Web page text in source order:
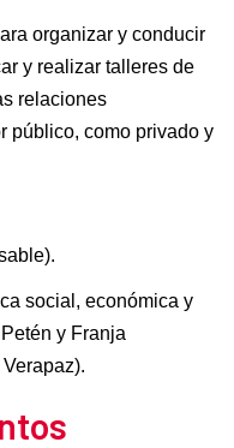
organizar y conducir
y realizar talleres de
relaciones
público, como privado y
social, económica y
y Franja